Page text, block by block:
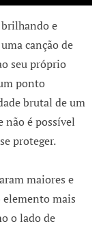
brilhando e
canção de
seu próprio
ponto
brutal de um
não é possível
proteger.
maiores e
elemento mais
o lado de